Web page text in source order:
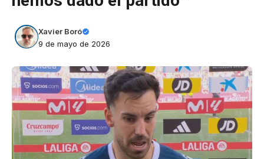
Xavier Boró
9 de mayo de 2026